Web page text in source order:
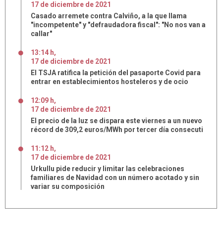
17 de diciembre de 2021
Casado arremete contra Calviño, a la que llama
"incompetente" y "defraudadora fiscal": "No nos van a
callar"
13:14 h,
17 de diciembre de 2021
El TSJA ratifica la petición del pasaporte Covid para
entrar en establecimientos hosteleros y de ocio
12:09 h,
17 de diciembre de 2021
El precio de la luz se dispara este viernes a un nuevo
récord de 309,2 euros/MWh por tercer día consecuti
11:12 h,
17 de diciembre de 2021
Urkullu pide reducir y limitar las celebraciones
familiares de Navidad con un número acotado y sin
variar su composición